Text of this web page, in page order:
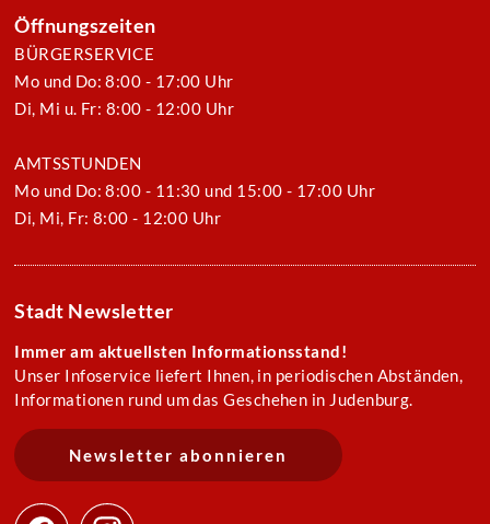
Öffnungszeiten
BÜRGERSERVICE
Mo und Do: 8:00 - 17:00 Uhr
Di, Mi u. Fr: 8:00 - 12:00 Uhr
AMTSSTUNDEN
Mo und Do: 8:00 - 11:30 und 15:00 - 17:00 Uhr
Di, Mi, Fr: 8:00 - 12:00 Uhr
Stadt Newsletter
Immer am aktuellsten Informationsstand!
Unser Infoservice liefert Ihnen, in periodischen Abständen,
Informationen rund um das Geschehen in Judenburg.
Newsletter abonnieren